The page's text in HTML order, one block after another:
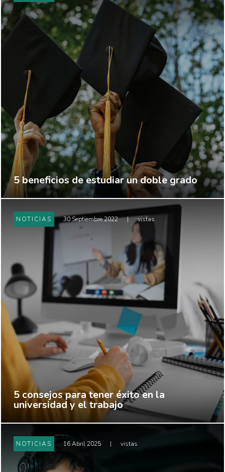
5 beneficios de estudiar un doble grado
NOTICIAS 30 Septiembre 2022 | vistas
5 consejos para tener éxito en la
universidad y el trabajo
NOTICIAS 16 Abril 2025 | vistas